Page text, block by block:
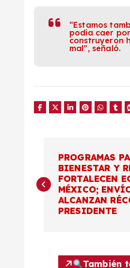
“Estamos
podía caer
construyeron
mal”, señaló.
a
PROGRAMAS
BIENESTAR Y
FORTALECEN
MÉXICO;
ALCANZAN
PRESIDENTE
También